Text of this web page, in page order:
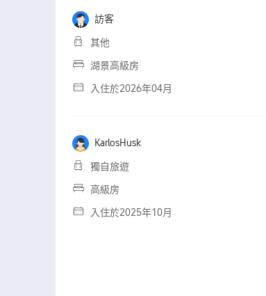
訪客
其他
湖景高級房
入住於2026年04月
KarlosHusk
獨自旅遊
高級房
入住於2025年10月